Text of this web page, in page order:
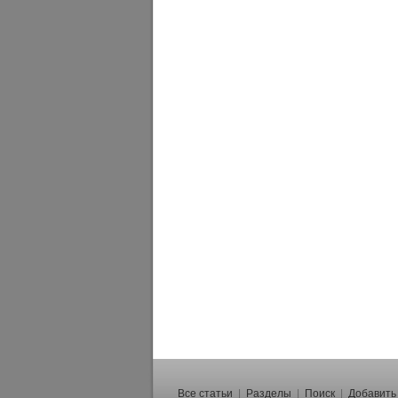
Все статьи Разделы Поиск